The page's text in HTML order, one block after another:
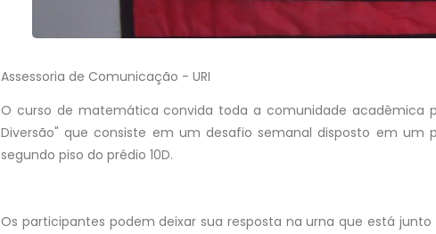
Assessoria de Comunicação - URI
O curso de matemática convida toda a comunidade acadêmica
Diversão" que consiste em um desafio semanal disposto em um
segundo piso do prédio 10D.
Os participantes podem deixar sua resposta na urna que está